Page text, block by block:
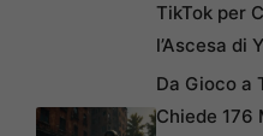
TikTok per
l’Ascesa di
Da Gioco a
Chiede 176